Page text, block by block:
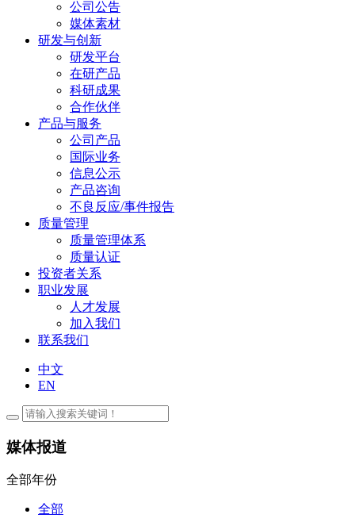
公司公告
媒体素材
研发与创新
研发平台
在研产品
科研成果
合作伙伴
产品与服务
公司产品
国际业务
信息公示
产品咨询
不良反应/事件报告
质量管理
质量管理体系
质量认证
投资者关系
职业发展
人才发展
加入我们
联系我们
中文
EN
媒体报道
全部年份
全部